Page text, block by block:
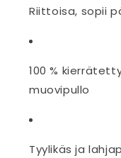
Riittoisa, sopii
100 %
muovipullo
Tyylikäs ja